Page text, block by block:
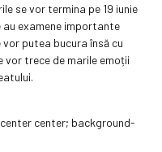
se vor termina pe 19 iunie
examene importante
putea bucura însă cu
vor trece de marile emoții
center; background-